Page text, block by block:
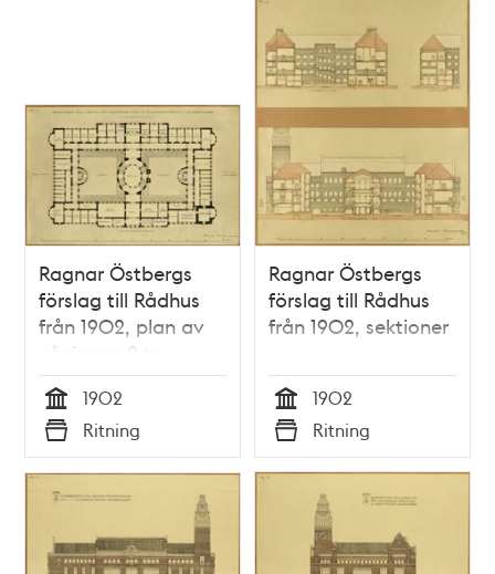
Ragnar Östbergs
förslag till Rådhus
från 1902, plan av
våningen 2 tr.
Tid
1902
Typ
Ritning
Ragnar Östbergs
förslag till Rådhus
från 1902, sektioner
Tid
1902
Typ
Ritning